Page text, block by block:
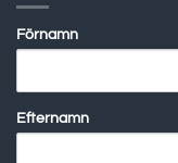
Förnamn
Efternamn